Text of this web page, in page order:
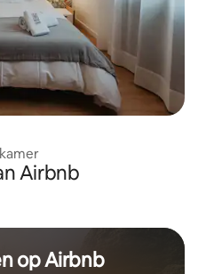
Airbnb
op Airbnb